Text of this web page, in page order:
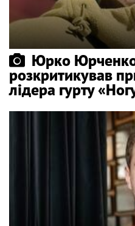
Юрко Юрченко
розкритикував
лідера гурту